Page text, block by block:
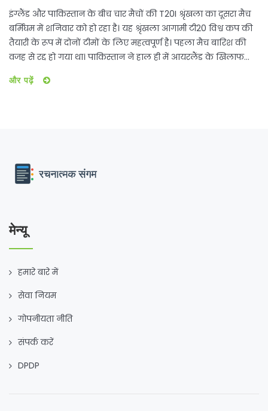
इंग्लैंड और पाकिस्तान के बीच चार मैचों की T20I श्रृंखला का दूसरा मैच
बर्मिंघम में शनिवार को हो रहा है। यह श्रृंखला आगामी टी20 विश्व कप की
तैयारी के रूप में दोनों टीमों के लिए महत्वपूर्ण है। पहला मैच बारिश की
वजह से रद्द हो गया था। पाकिस्तान ने हाल ही में आयरलैंड के खिलाफ
खेलते नजर आए हैं। दूसरे मैच का मौसम अनुकूल दिख रहा है।
और पढ़ें
मेन्यू
हमारे बारे में
सेवा नियम
गोपनीयता नीति
संपर्क करें
DPDP